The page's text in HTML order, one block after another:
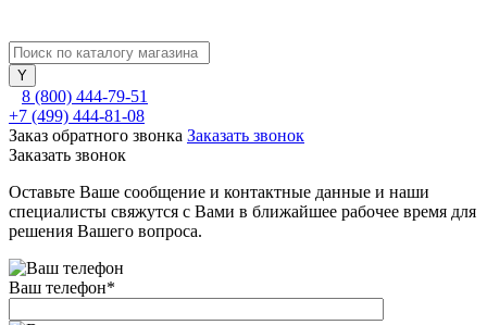
8 (800) 444-79-51
+7 (499) 444-81-08
Заказ обратного звонка Заказать звонок
Заказать звонок
Оставьте Ваше сообщение и контактные данные и наши
специалисты свяжутся с Вами в ближайшее рабочее время для
решения Вашего вопроса.
Ваш телефон*